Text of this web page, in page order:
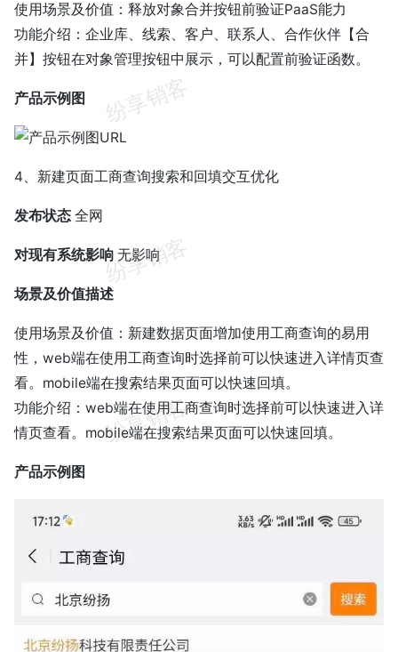
使用场景及价值：释放对象合并按钮前验证PaaS能力
功能介绍：企业库、线索、客户、联系人、合作伙伴【合
并】按钮在对象管理按钮中展示，可以配置前验证函数。
产品示例图
4、新建页面工商查询搜索和回填交互优化
发布状态 全网
对现有系统影响 无影响
场景及价值描述
使用场景及价值：新建数据页面增加使用工商查询的易用
性，web端在使用工商查询时选择前可以快速进入详情页查
看。mobile端在搜索结果页面可以快速回填。
功能介绍：web端在使用工商查询时选择前可以快速进入详
情页查看。mobile端在搜索结果页面可以快速回填。
产品示例图